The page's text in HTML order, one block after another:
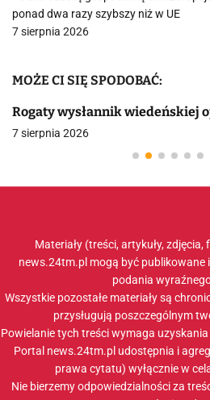
ponad dwa razy szybszy niż w UE
7 sierpnia 2026
MOŻE CI SIĘ SPODOBAĆ:
Rogaty wysłannik wiedeńskiej
7 sierpnia 2026
Materiały (treści, artykuły,
news.24tm.pl mogą być publikowane
podania
Wszystkie pozostałe materiały są
przysługują poszczególnym
Powielanie tych treści wymaga
Portal news.24tm.pl udostępnia i
prawa cytatu) wyłącznie w
Nie bierzemy odpowiedzialności za